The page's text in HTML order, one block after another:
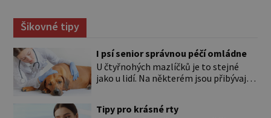
Šikovné tipy
I psí senior správnou péčí omládne
U čtyřnohých mazlíčků je to stejné
jako u lidí. Na některém jsou přibývající
Přesto byste si měli staršího psa více
Tipy pro krásné rty